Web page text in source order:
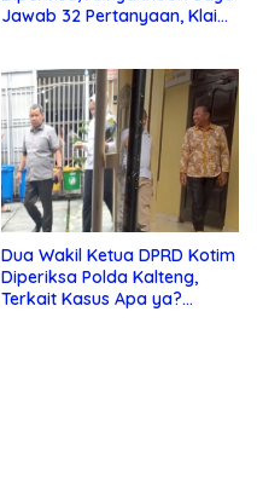
Jawab 32 Pertanyaan, Klaim
Dua Wakil Ketua DPRD Kotim
Diperiksa Polda Kalteng,
Terkait Kasus Apa ya?…